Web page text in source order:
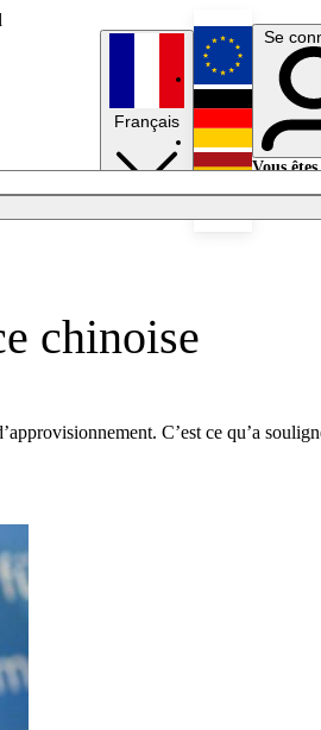
Français
English
Deutsch
Se
Vous
chinoise
C’est ce qu’a